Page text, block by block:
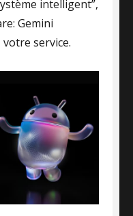
intelligent”,
Gemini
service.